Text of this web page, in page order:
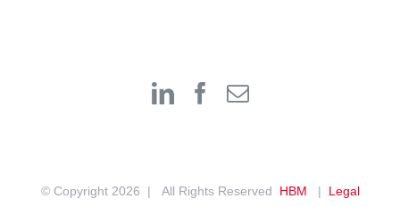
© Copyright 2026 | All Rights Reserved HBM | Legal